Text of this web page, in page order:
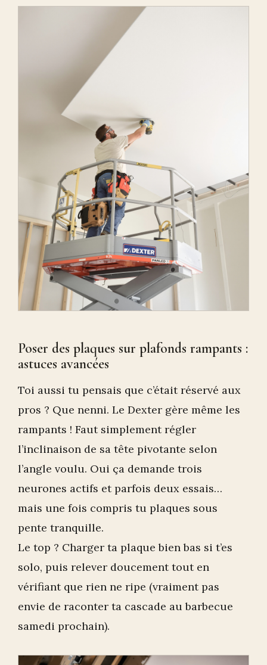
Poser des plaques sur plafonds rampants :
astuces avancées
Toi aussi tu pensais que c’était réservé aux
pros ? Que nenni. Le Dexter gère même les
rampants ! Faut simplement régler
l’inclinaison de sa tête pivotante selon
l’angle voulu. Oui ça demande trois
neurones actifs et parfois deux essais…
mais une fois compris tu plaques sous
pente tranquille.
Le top ? Charger ta plaque bien bas si t’es
solo, puis relever doucement tout en
vérifiant que rien ne ripe (vraiment pas
envie de raconter ta cascade au barbecue
samedi prochain).